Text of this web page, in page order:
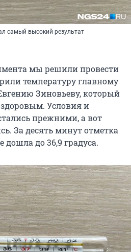
самый высокий результат
мы решили провести
температуру главному
Зиновьеву, который
Условия и
прежними, а вот
За десять минут отметка
дошла до 36,9 градуса.